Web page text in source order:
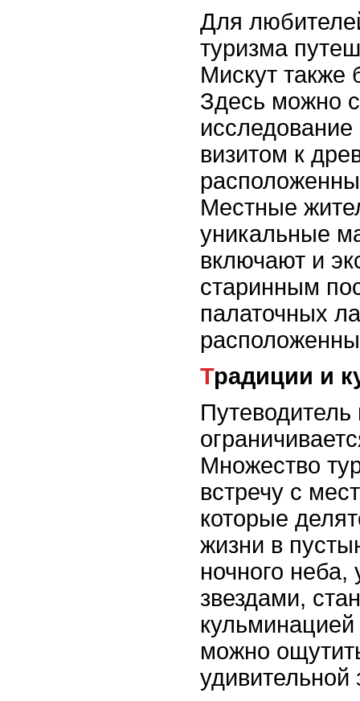
Для
туризма
Мискут также
Здесь можно
визитом к
Местные
уникальные
включают и
старинным
палаточных
Традиции и
Множество
встречу с
которые
жизни в
ночного неба,
звездами,
можно